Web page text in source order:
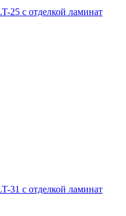
25 с отделкой ламинат
31 с отделкой ламинат